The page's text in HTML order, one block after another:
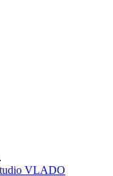
VLADO